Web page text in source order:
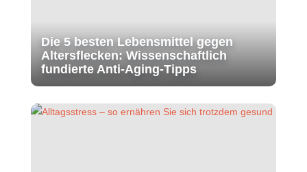
Die 5 besten Lebensmittel gegen
Altersflecken: Wissenschaftlich
fundierte Anti-Aging-Tipps